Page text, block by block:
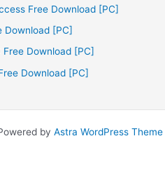
Free Download [PC]
Download [PC]
Free Download [PC]
Download [PC]
by Astra WordPress Theme